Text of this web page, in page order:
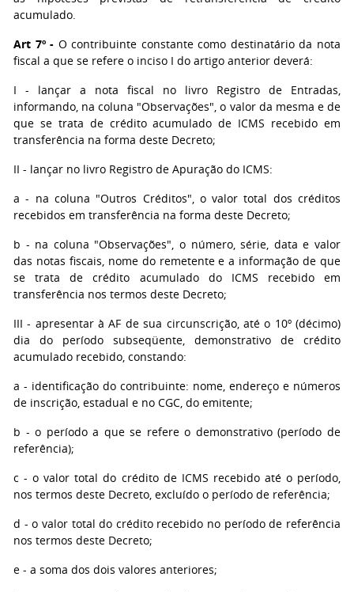
acumulado.
Art 7º - O contribuinte constante como destinatário da nota
fiscal a que se refere o inciso I do artigo anterior deverá:
I - lançar a nota fiscal no livro Registro de Entradas,
informando, na coluna "Observações", o valor da mesma e de
que se trata de crédito acumulado de ICMS recebido em
transferência na forma deste Decreto;
II - lançar no livro Registro de Apuração do ICMS:
a - na coluna "Outros Créditos", o valor total dos créditos
recebidos em transferência na forma deste Decreto;
b - na coluna "Observações", o número, série, data e valor
das notas fiscais, nome do remetente e a informação de que
se trata de crédito acumulado do ICMS recebido em
transferência nos termos deste Decreto;
III - apresentar à AF de sua circunscrição, até o 10º (décimo)
dia do período subseqüente, demonstrativo de crédito
acumulado recebido, constando:
a - identificação do contribuinte: nome, endereço e números
de inscrição, estadual e no CGC, do emitente;
b - o período a que se refere o demonstrativo (período de
referência);
c - o valor total do crédito de ICMS recebido até o período,
nos termos deste Decreto, excluído o período de referência;
d - o valor total do crédito recebido no período de referência
nos termos deste Decreto;
e - a soma dos dois valores anteriores;